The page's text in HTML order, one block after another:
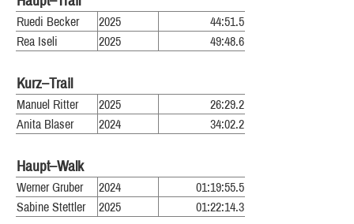
Ruedi Becker 2025
44:51.5
Rea Iseli
2025 49:48.6
Kurz–Trail
Manuel Ritter 2025
26:29.2
Anita Blaser
2024 34:02.2
Haupt–Walk
Werner Gruber 2024
01:19:55.5
Sabine Stettler
2025 01:22:14.3